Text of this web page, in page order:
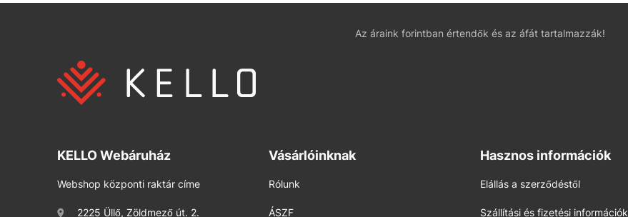
Az áraink forintban értendők és az áfát tartalmazzák!
KELLO Webáruház
Webshop központi raktár címe
2225 Üllő, Zöldmező út. 2.
Vásárlóinknak
Rólunk
ÁSZF
Hasznos információk
Elállás a szerződéstől
Szállítási és fizetési információk